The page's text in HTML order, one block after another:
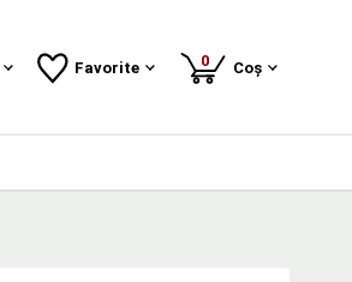
Favorite 0produse
Coș